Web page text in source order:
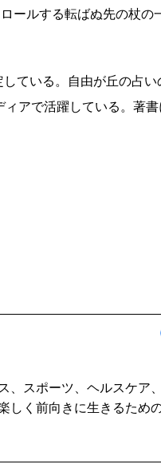
ールする転ばぬ先の杖の
ている。自由が丘の占
で活躍している。著書
、スポーツ、ヘルスケア
しく前向きに生きるため